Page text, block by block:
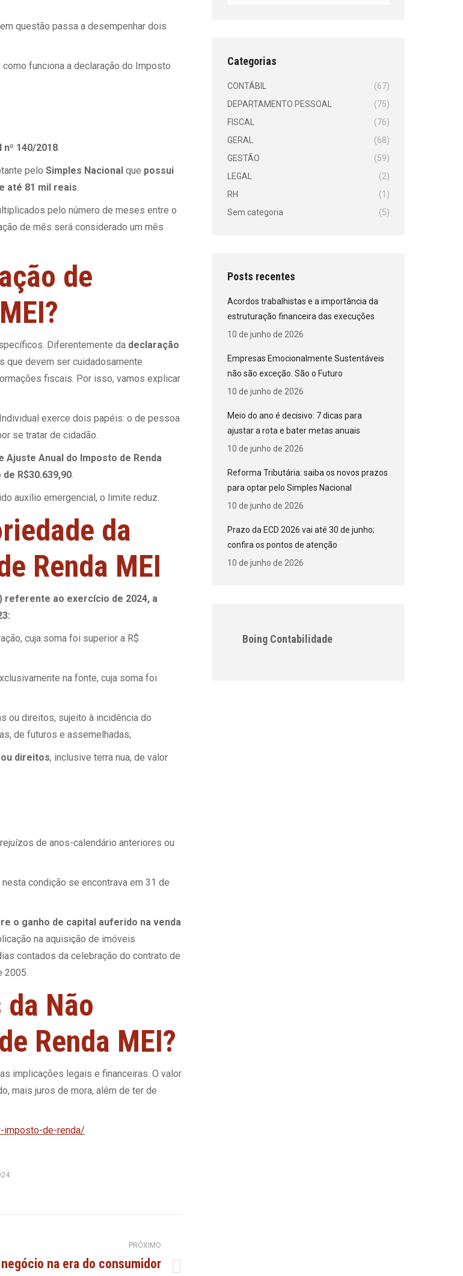
questão passa a desempenhar dois
funciona a declaração do Imposto
nº 140/2018.
pelo Simples Nacional que possui
até 81 mil reais.
pelo número de meses entre o
de mês será considerado um mês
de
Diferentemente da declaração
que devem ser cuidadosamente
fiscais. Por isso, vamos explicar
exerce dois papéis: o de pessoa
se tratar de cidadão.
Anual do Imposto de Renda
R$30.639,90.
auxílio emergencial, o limite reduz.
da
Renda MEI
referente ao exercício de 2024, a
cuja soma foi superior a R$
na fonte, cuja soma foi
ou direitos, sujeito à incidência do
de futuros e assemelhadas;
direitos, inclusive terra nua, de valor
de anos-calendário anteriores ou
condição se encontrava em 31 de
o ganho de capital auferido na venda
na aquisição de imóveis
contados da celebração do contrato de
2005.
Não
Renda MEI?
implicações legais e financeiras. O valor
mais juros de mora, além de ter de
imposto-de-renda/
PRÓXIMO
negócio na era do consumidor
Categorias
CONTÁBIL
(67)
DEPARTAMENTO PESSOAL
(75)
FISCAL
(76)
GERAL
(68)
GESTÃO
(59)
LEGAL
(2)
RH
(1)
Sem categoria
(5)
Posts recentes
Acordos trabalhistas e a importância da
estruturação financeira das execuções
10 de junho de 2026
Empresas Emocionalmente Sustentáveis
não são exceção. São o Futuro
10 de junho de 2026
Meio do ano é decisivo: 7 dicas para
ajustar a rota e bater metas anuais
10 de junho de 2026
Reforma Tributária: saiba os novos prazos
para optar pelo Simples Nacional
10 de junho de 2026
Prazo da ECD 2026 vai até 30 de junho;
confira os pontos de atenção
10 de junho de 2026
Boing Contabilidade